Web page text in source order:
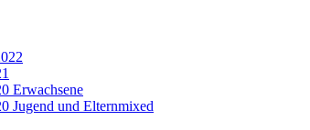
Erwachsene
Jugend und Elternmixed